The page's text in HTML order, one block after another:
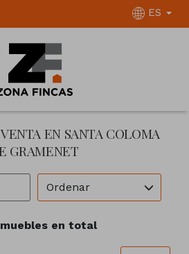
ES
EN SANTA COLOMA
GRAMENET
Ordenar
en total